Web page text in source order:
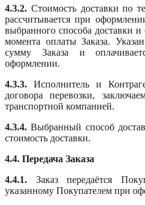
4.3.2. Стоимость доставки по
рассчитывается при
выбранного способа доставки
момента оплаты Заказа.
сумму Заказа и
оформлении.
4.3.3. Исполнитель и
договора перевозки,
транспортной компанией.
4.3.4. Выбранный способ
стоимость доставки.
4.4. Передача Заказа
4.4.1. Заказ передаётся
указанному Покупателем при